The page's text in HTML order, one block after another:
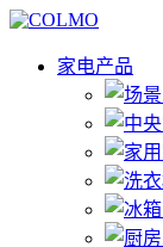
家电产品